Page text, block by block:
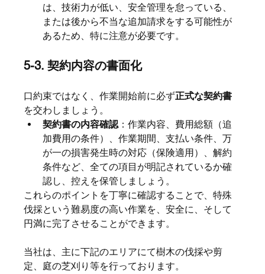
は、技術力が低い、安全管理を怠っている、
または後から不当な追加請求をする可能性が
あるため、特に注意が必要です。
5-3. 契約内容の書面化
口約束ではなく、作業開始前に必ず正式な契約書
を交わしましょう。
契約書の内容確認：作業内容、費用総額（追
加費用の条件）、作業期間、支払い条件、万
が一の損害発生時の対応（保険適用）、解約
条件など、全ての項目が明記されているか確
認し、控えを保管しましょう。
これらのポイントを丁寧に確認することで、特殊
伐採という難易度の高い作業を、安全に、そして
円満に完了させることができます。
当社は、主に下記のエリアにて樹木の伐採や剪
定、庭の芝刈り等を行っております。